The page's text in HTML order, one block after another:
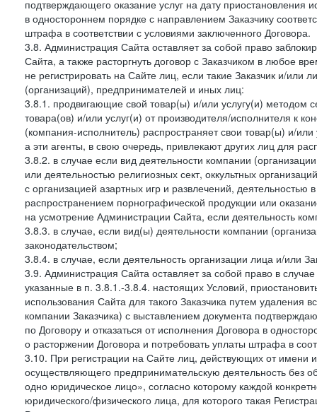
подтверждающего оказание услуг на дату приостановления
в одностороннем порядке с направлением Заказчику
штрафа в соответствии с условиями заключенного Договора.
3.8. Администрация Сайта оставляет за собой право
Сайта, а также расторгнуть договор с Заказчиком в любое
не регистрировать на Сайте лиц, если такие Заказчик и/
(организаций), предпринимателей и иных лиц:
3.8.1. продвигающие свой товар(ы) и/или услугу(и) методом
товара(ов) и/или услуг(и) от производителя/исполнителя к
(компания-исполнитель) распространяет свои товар(ы) и/
а эти агенты, в свою очередь, привлекают других лиц для
3.8.2. в случае если вид деятельности компании
или деятельностью религиозных сект, оккультных
с организацией азартных игр и развлечений,
распространением порнографической продукции или
на усмотрение Администрации Сайта, если деятельность
3.8.3. в случае, если вид(ы) деятельности компании
законодательством;
3.8.4. в случае, если деятельность организации лица и/или
3.9. Администрация Сайта оставляет за собой право в
указанные в п. 3.8.1.-3.8.4. настоящих Условий,
использования Сайта для такого Заказчика путем
компании Заказчика) с выставлением документа
по Договору и отказаться от исполнения Договора в
о расторжении Договора и потребовать уплаты штрафа в
3.10. При регистрации на Сайте лиц, действующих от имени
осуществляющего предпринимательскую деятельность без
одно юридическое лицо», согласно которому каждой
юридического/физического лица, для которого такая